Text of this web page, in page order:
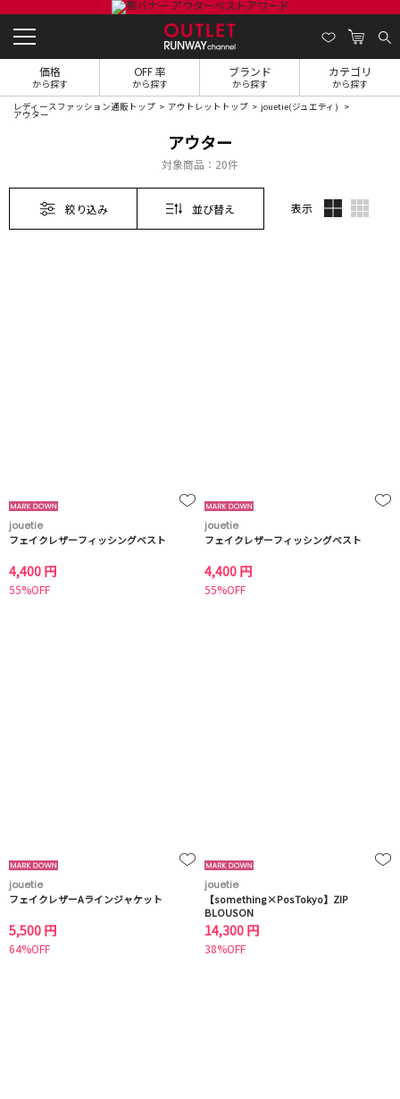
価格
から探す
OFF 率
から探す
ブランド
から探す
カテゴリ
から探す
レディースファッション通販トップ アウトレットトップ jouetie(ジュエティ)
アウター
アウター
対象商品： 20件
絞り込み 並び替え 表示
jouetie
フェイクレザーフィッシングベスト
4,400 円
55%OFF
jouetie
フェイクレザーフィッシングベスト
4,400 円
55%OFF
jouetie
フェイクレザーAラインジャケット
5,500 円
64%OFF
jouetie
【something×PosTokyo】ZIP
BLOUSON
14,300 円
38%OFF